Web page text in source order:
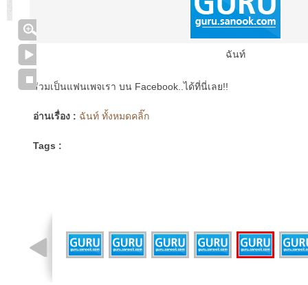
ฉันท์
ร่วมเป็นแฟนเพจเรา บน Facebook..ได้ที่นี่เลย!!
อ่านเรื่อง : ฉันท์ ทั้งหมดคลิ๊ก
Tags :